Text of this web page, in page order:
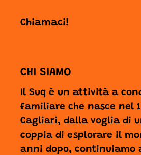
Chiamaci!
CHI SIAMO
Il Suq è un attività a
familiare che nasce nel
Cagliari, dalla voglia di
coppia di esplorare il
anni dopo, continuiamo